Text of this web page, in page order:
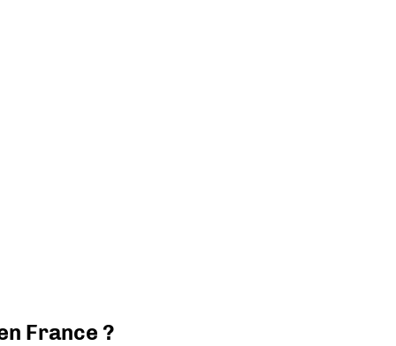
France ?